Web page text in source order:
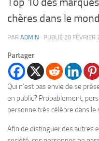
chères dans le
PAR ADMIN · PUBLIÉ 20 FÉVRIER
Partager
Qui n’est pas envie de se
en public? Probablement,
personne très célèbre dans le
Afin de distinguer des autres